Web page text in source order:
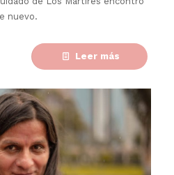
nuevo.
Leer más